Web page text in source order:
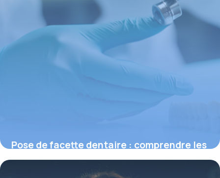
Pose de facette dentaire : comprendre les
prix et ce qui influence le devis